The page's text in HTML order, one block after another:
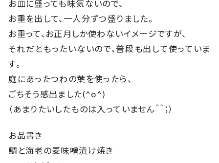
お皿に盛っても味気ないので、
お重を出して、一人分ずつ盛りました。
お重って、お正月しか使わないイメージですが、
それだともったいないので、普段も出して使っていま
す。
庭にあったつわの葉を使ったら、
ごちそう感出ました(^o^)
（あまりたいしたものは入っていません＾＾；）
お品書き
鯛と海老の麦味噌漬け焼き